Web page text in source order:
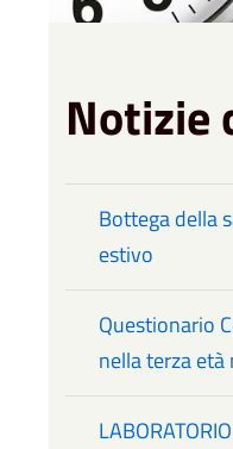
Notizie
Bottega della
estivo
Questionario
nella terza